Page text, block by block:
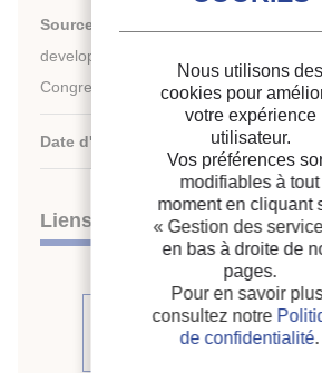
Source :
Development in
development. Proceedings of the
Congress of Refrigeration.
Date d'édition : 24/08/1987
Liens
Voir d'autres
même compte rendu
Nous utilisons des
cookies pour
votre expérience
utilisateur.
Vos préférences
modifiables à tout
moment en cliquant
« Gestion des
en bas à droite de
pages.
Pour en savoir
consultez notre
de confidentialité.